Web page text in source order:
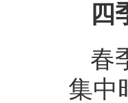
四
春
集中